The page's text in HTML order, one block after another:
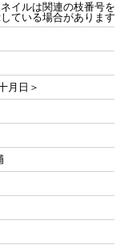
イルは関連の枝番号を
ている場合があります
月日＞